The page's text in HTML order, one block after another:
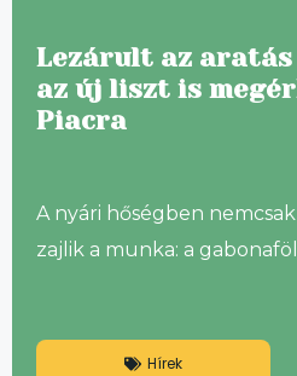
Lezárult az aratás
az új liszt is
Piacra
A nyári hőségben
zajlik a munka: a
Hírek